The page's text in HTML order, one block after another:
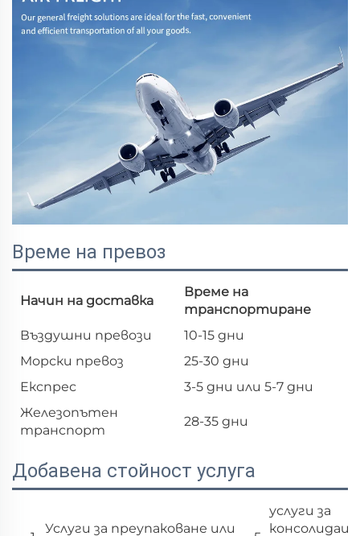
Време на превоз
Начин на доставка
Време на
транспортиране
Въздушни превози
10-15 дни
Морски превоз
25-30 дни
Експрес
3-5 дни или 5-7 дни
Железопътен
транспорт
28-35 дни
Добавена стойност услуга
Услуги за преупаковане или
услуги за
консолидац